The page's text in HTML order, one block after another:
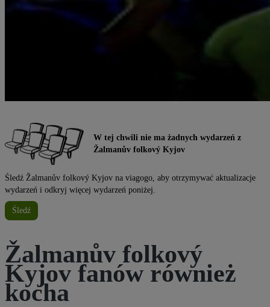
W tej chwili nie ma żadnych wydarzeń z
Žalmanův folkový Kyjov
Śledź Žalmanův folkový Kyjov na viagogo, aby otrzymywać aktualizacje
wydarzeń i odkryj więcej wydarzeń poniżej.
Śledź
Žalmanův folkový
Kyjov fanów również
kocha